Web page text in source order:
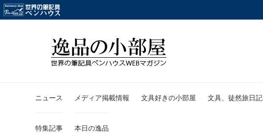
ニュース メディア掲載情報 文具好きの小部屋 文具、徒然旅日記
特集記事 本日の逸品